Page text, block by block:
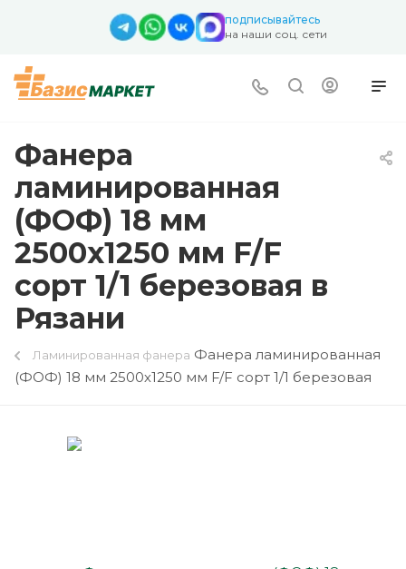
подписывайтесь
на наши соц. сети
Фанера
ламинированная
(ФОФ) 18 мм
2500х1250 мм F/F
сорт 1/1 березовая в
Рязани
Ламинированная фанера Фанера ламинированная
(ФОФ) 18 мм 2500х1250 мм F/F сорт 1/1 березовая